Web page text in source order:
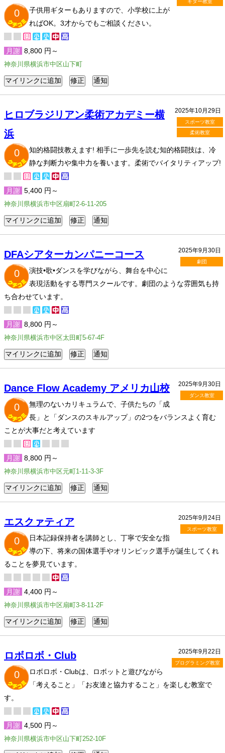
ギター教室
0
子供用ギターもありますので、小学校に上が
ればOK。3才からでもご相談ください。
月謝 8,800 円～
神奈川県横浜市中区山下町
2025年10月29日
スポーツ教室
柔術教室
ヒロブラジリアン柔術アカデミー横
浜
0
知的格闘技教えます! 相手に一歩先を読む知的格闘技は、冷
静な判断力や集中力を養います。柔術でバイタリティアップ!
月謝 5,400 円～
神奈川県横浜市中区扇町2-6-11-205
2025年9月30日
劇団
DFAシアターカンパニーコース
0
演技•歌•ダンスを学びながら、舞台を中心に
表現活動をする専門スクールです。劇団のような雰囲気も持
ち合わせています。
月謝 8,800 円～
神奈川県横浜市中区太田町5-67-4F
2025年9月30日
ダンス教室
Dance Flow Academy アメリカ山校
0
無理のないカリキュラムで、子供たちの「成
長」と「ダンスのスキルアップ」の2つをバランスよく育む
ことが大事だと考えています
月謝 8,800 円～
神奈川県横浜市中区元町1-11-3-3F
2025年9月24日
スポーツ教室
エスクァティア
0
日本記録保持者を講師とし、丁寧で安全な指
導の下、将来の国体選手やオリンピック選手が誕生してくれ
ることを夢見ています。
月謝 4,400 円～
神奈川県横浜市中区扇町3-8-11-2F
2025年9月22日
プログラミング教室
ロボロボ・Club
0
ロボロボ・Clubは、ロボットと遊びながら
「考えること」「お友達と協力すること」を楽しむ教室で
す。
月謝 4,500 円～
神奈川県横浜市中区⼭下町252-10F